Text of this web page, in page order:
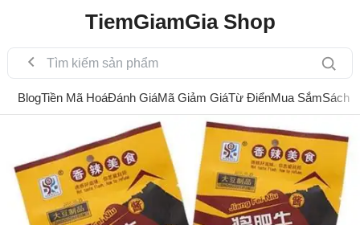
TiemGiamGia Shop
BlogTiền Mã HoáĐánh GiáMã Giảm GiáTừ ĐiểnMua SắmSách